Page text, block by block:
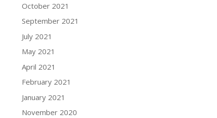
October 2021
September 2021
July 2021
May 2021
April 2021
February 2021
January 2021
November 2020